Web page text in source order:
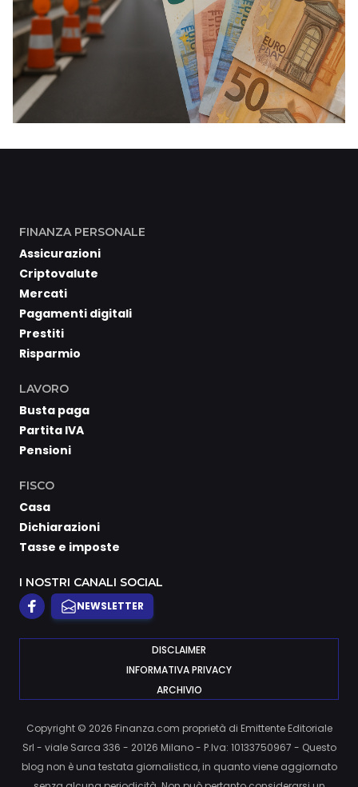
FINANZA PERSONALE
Assicurazioni
Criptovalute
Mercati
Pagamenti digitali
Prestiti
Risparmio
LAVORO
Busta paga
Partita IVA
Pensioni
FISCO
Casa
Dichiarazioni
Tasse e imposte
I NOSTRI CANALI SOCIAL
NEWSLETTER
DISCLAIMER
INFORMATIVA PRIVACY
ARCHIVIO
Copyright © 2026 Finanza.com proprietà di Emittente Editoriale
Srl - viale Sarca 336 - 20126 Milano - P.Iva: 10133750967 - Questo
blog non è una testata giornalistica, in quanto viene aggiornato